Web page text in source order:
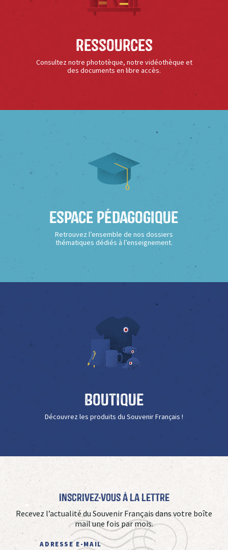
Ressources
Consultez notre phototèque, notre vidéothèque et
des documents en libre accès.
Espace Pédagogique
Retrouvez l’ensemble de nos dossiers
thématiques dédiés à l’enseignement.
Boutique
Découvrez les produits du Souvenir Français !
Inscrivez-vous à La Lettre
Recevez l’actualité du Souvenir Français dans votre boîte
mail une fois par mois.
ADRESSE E-MAIL